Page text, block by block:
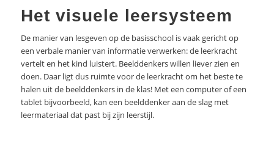
Het visuele leersysteem
De manier van lesgeven op de basisschool is vaak gericht op
een verbale manier van informatie verwerken: de leerkracht
vertelt en het kind luistert. Beelddenkers willen liever zien en
doen. Daar ligt dus ruimte voor de leerkracht om het beste te
halen uit de beelddenkers in de klas! Met een computer of een
tablet bijvoorbeeld, kan een beelddenker aan de slag met
leermateriaal dat past bij zijn leerstijl.